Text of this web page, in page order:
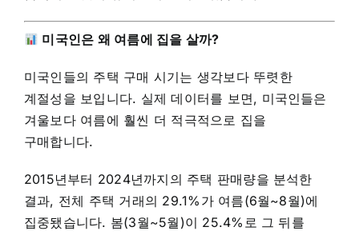
미국인은 왜 여름에 집을 살까?
미국인들의 주택 구매 시기는 생각보다 뚜렷한
계절성을 보입니다. 실제 데이터를 보면, 미국인들은
겨울보다 여름에 훨씬 더 적극적으로 집을
구매합니다.
2015년부터 2024년까지의 주택 판매량을 분석한
결과, 전체 주택 거래의 29.1%가 여름(6월~8월)에
집중됐습니다. 봄(3월~5월)이 25.4%로 그 뒤를